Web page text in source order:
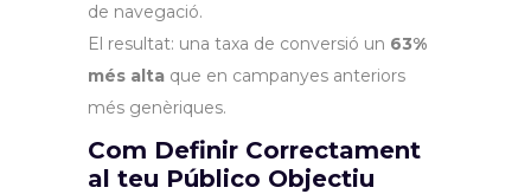
de navegació.
El resultat: una taxa de conversió un 63%
més alta que en campanyes anteriors
més genèriques.
Com Definir Correctament
al teu Público Objectiu